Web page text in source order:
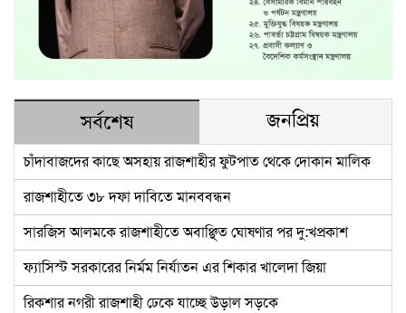
সর্বশেষ জনপ্রিয়
চাঁদাবাজদের কাছে অসহায় রাজশাহীর ফুটপাত থেকে দোকান মালিক
রাজশাহীতে ৩৮ দফা দাবিতে মানববন্ধন
সারজিস আলমকে রাজশাহীতে অবাঞ্ছিত ঘোষণার পর দু:খপ্রকাশ
ফ্যাসিস্ট সরকারের নির্মম নির্যাতন এর শিকার খালেদা জিয়া
রিকশার নগরী রাজশাহী ঢেকে যাচ্ছে উড়াল সড়কে